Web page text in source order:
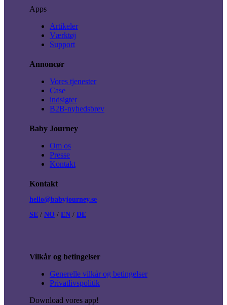
Apps
Artikeler
Værktøj
Support
Annoncør
Vores tjenester
Case
indsigter
B2B-nyhedsbrev
Baby Journey
Om os
Presse
Kontakt
Kontakt
hello@babyjourney.se
SE / NO / EN / DE
Vilkår og betingelser
Generelle vilkår og betingelser
Privatlivspolitik
Download vores app!